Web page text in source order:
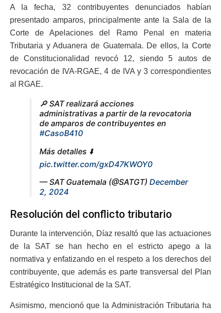
A la fecha, 32 contribuyentes denunciados habían
presentado amparos, principalmente ante la Sala de la
Corte de Apelaciones del Ramo Penal en materia
Tributaria y Aduanera de Guatemala. De ellos, la Corte
de Constitucionalidad revocó 12, siendo 5 autos de
revocación de IVA-RGAE, 4 de IVA y 3 correspondientes
al RGAE.
🔎 SAT realizará acciones
administrativas a partir de la revocatoria
de amparos de contribuyentes en
#CasoB410
Más detalles ⬇️
pic.twitter.com/gxD47KWOY0
— SAT Guatemala (@SATGT) December
2, 2024
Resolución del conflicto tributario
Durante la intervención, Díaz resaltó que las actuaciones
de la SAT se han hecho en el estricto apego a la
normativa y enfatizando en el respeto a los derechos del
contribuyente, que además es parte transversal del Plan
Estratégico Institucional de la SAT.
Asimismo, mencionó que la Administración Tributaria ha